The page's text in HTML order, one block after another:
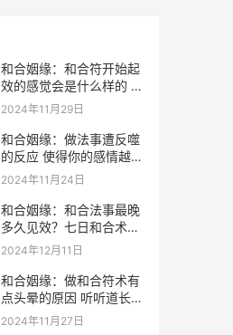
和合姻缘：和合符开始起
效的感觉会是什么样的 如
何判断和合术是否起效
2024年11月29日
和合姻缘：做法事遭反噬
的反应 使得你的感情越变
越差
2024年11月24日
和合姻缘：和合法事最晚
多久见效？七日和合术可
靠吗？
2024年12月11日
和合姻缘：做和合符术有
点头晕的原因 听听道长的
解析
2024年11月27日